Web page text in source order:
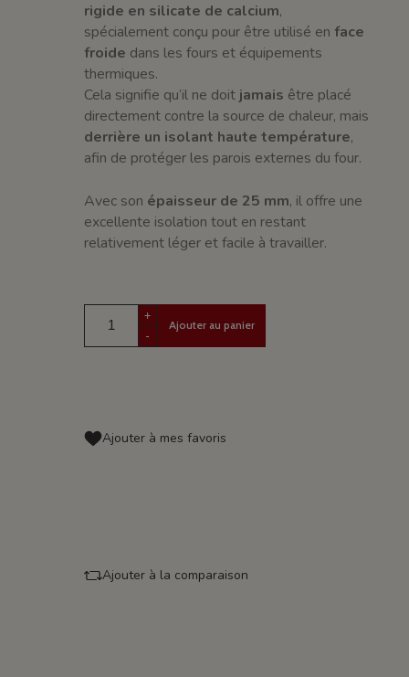
rigide en silicate de calcium,
spécialement conçu pour être utilisé enface
froide dans les fours et équipements
thermiques.
Cela signifie qu’il ne doit jamais être placé
directement contre la source de chaleur, mais
derrière un isolant haute température,
afin de protéger les parois externes du four.
Avec son épaisseur de 25 mm, il offre une
excellente isolation tout en restant
relativement léger et facile à travailler.
+
-
Ajouter au panier
Ajouter à mes favoris
Ajouter à la comparaison